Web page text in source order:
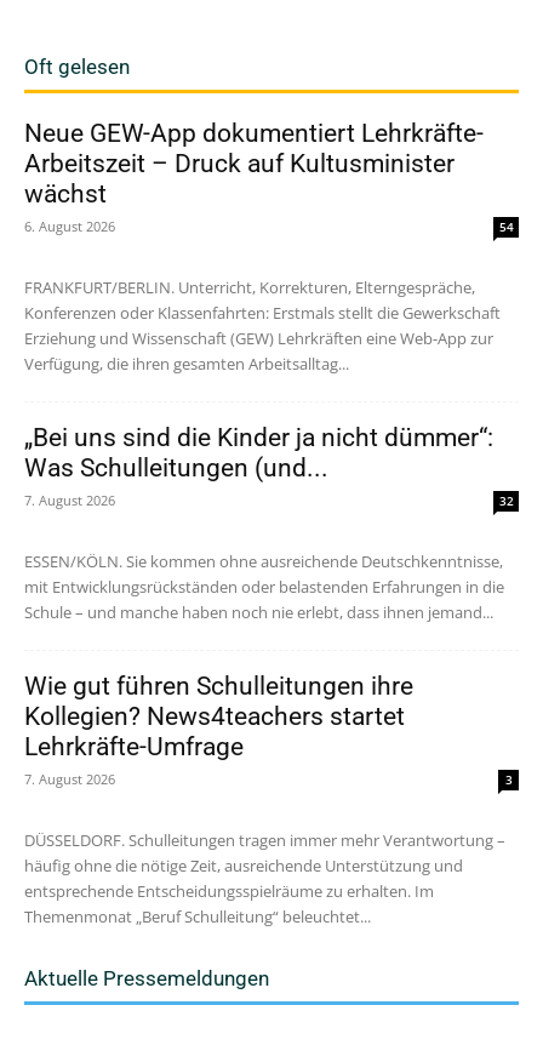
Oft gelesen
Neue GEW-App dokumentiert Lehrkräfte-
Arbeitszeit – Druck auf Kultusminister
wächst
6. August 2026 54
FRANKFURT/BERLIN. Unterricht, Korrekturen, Elterngespräche,
Konferenzen oder Klassenfahrten: Erstmals stellt die Gewerkschaft
Erziehung und Wissenschaft (GEW) Lehrkräften eine Web-App zur
Verfügung, die ihren gesamten Arbeitsalltag...
„Bei uns sind die Kinder ja nicht dümmer“:
Was Schulleitungen (und...
7. August 2026 32
ESSEN/KÖLN. Sie kommen ohne ausreichende Deutschkenntnisse,
mit Entwicklungsrückständen oder belastenden Erfahrungen in die
Schule – und manche haben noch nie erlebt, dass ihnen jemand...
Wie gut führen Schulleitungen ihre
Kollegien? News4teachers startet
Lehrkräfte-Umfrage
7. August 2026 3
DÜSSELDORF. Schulleitungen tragen immer mehr Verantwortung –
häufig ohne die nötige Zeit, ausreichende Unterstützung und
entsprechende Entscheidungsspielräume zu erhalten. Im
Themenmonat „Beruf Schulleitung“ beleuchtet...
Aktuelle Pressemeldungen